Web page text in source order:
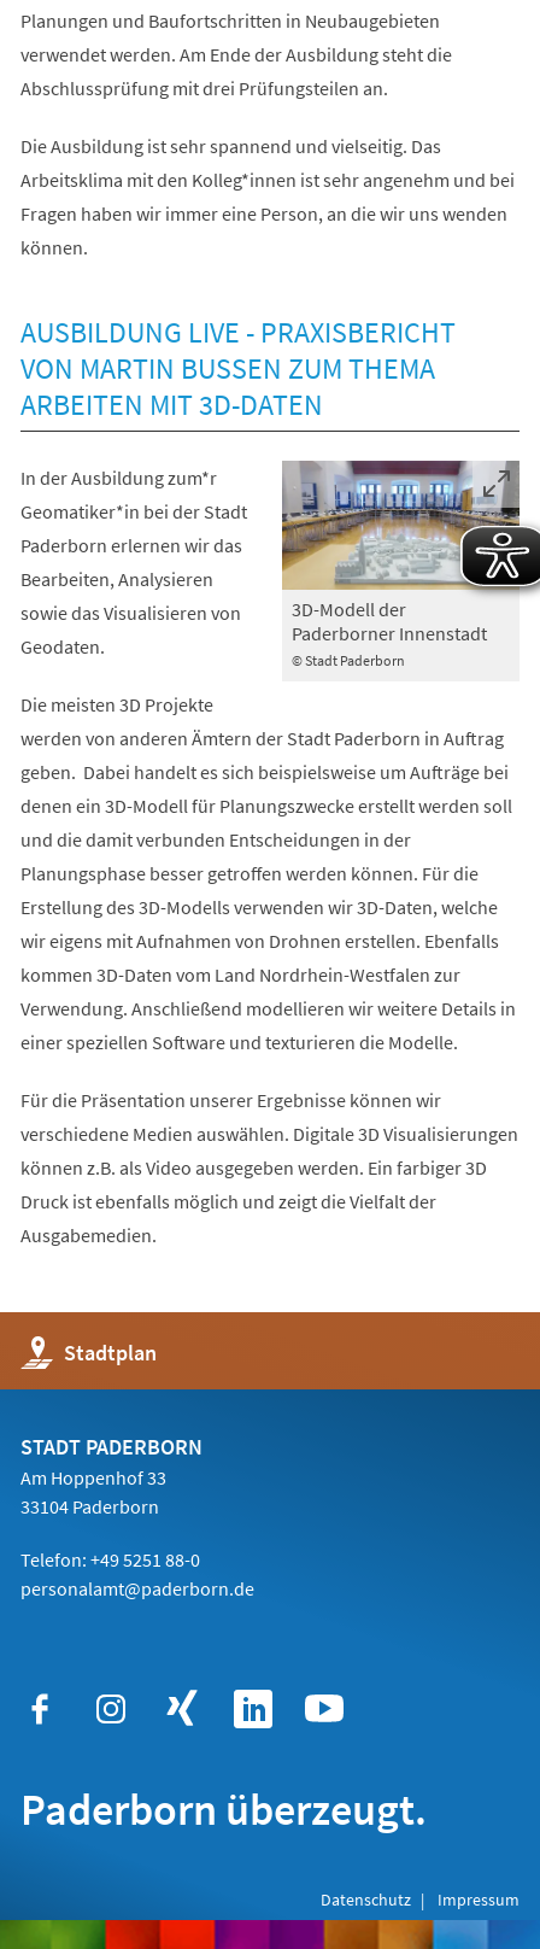
Planungen und Baufortschritten in Neubaugebieten
verwendet werden. Am Ende der Ausbildung steht die
Abschlussprüfung mit drei Prüfungsteilen an.
Die Ausbildung ist sehr spannend und vielseitig. Das
Arbeitsklima mit den Kolleg*innen ist sehr angenehm und bei
Fragen haben wir immer eine Person, an die wir uns wenden
können.
AUSBILDUNG LIVE - PRAXISBERICHT
VON MARTIN BUSSEN ZUM THEMA
ARBEITEN MIT 3D-DATEN
© Stadt Paderborn
3D-Modell der
Paderborner Innenstadt
In der Ausbildung zum*r
Geomatiker*in bei der Stadt
Paderborn erlernen wir das
Bearbeiten, Analysieren
sowie das Visualisieren von
Geodaten.
Die meisten 3D Projekte
werden von anderen Ämtern der Stadt Paderborn in Auftrag
geben. Dabei handelt es sich beispielsweise um Aufträge bei
denen ein 3D-Modell für Planungszwecke erstellt werden soll
und die damit verbunden Entscheidungen in der
Planungsphase besser getroffen werden können. Für die
Erstellung des 3D-Modells verwenden wir 3D-Daten, welche
wir eigens mit Aufnahmen von Drohnen erstellen. Ebenfalls
kommen 3D-Daten vom Land Nordrhein-Westfalen zur
Verwendung. Anschließend modellieren wir weitere Details in
einer speziellen Software und texturieren die Modelle.
Für die Präsentation unserer Ergebnisse können wir
verschiedene Medien auswählen. Digitale 3D Visualisierungen
können z.B. als Video ausgegeben werden. Ein farbiger 3D
Druck ist ebenfalls möglich und zeigt die Vielfalt der
Ausgabemedien.
Stadtplan
(Öffnet
in
einem
Tab)
STADT PADERBORN
Am Hoppenhof 33
33104 Paderborn
Telefon: +49 5251 88-0
personalamt@paderborn.de
Paderborn überzeugt.
Datenschutz Impressum